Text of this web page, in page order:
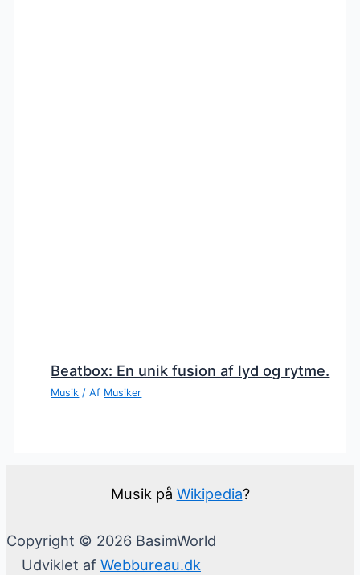
Beatbox: En unik fusion af lyd og rytme.
Musik / Af Musiker
Musik på Wikipedia?
Copyright © 2026 BasimWorld
Udviklet af Webbureau.dk